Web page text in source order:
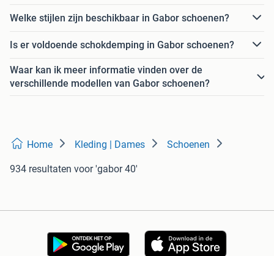
Welke stijlen zijn beschikbaar in Gabor schoenen?
Is er voldoende schokdemping in Gabor schoenen?
Waar kan ik meer informatie vinden over de
verschillende modellen van Gabor schoenen?
Home Kleding | Dames Schoenen
934 resultaten voor 'gabor 40'